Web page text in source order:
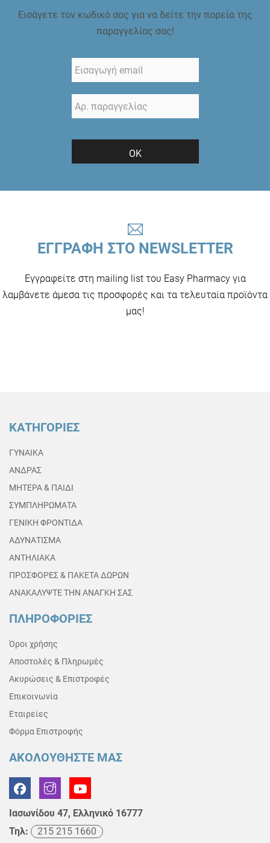
Εισάγετε τον κωδικό σας για να δείτε την πορεία της
παραγγελίας σας!
ΟΚ
ΕΓΓΡΑΦΗ ΣΤΟ NEWSLETTER
Εγγραφείτε στη mailing list του Easy Pharmacy για
λαμβάνετε άμεσα τις προσφορές και τα τελευταία προϊόντα
μας!
ΚΑΤΗΓΟΡΙΕΣ
ΓΥΝΑΙΚΑ
ΑΝΔΡΑΣ
ΜΗΤΕΡΑ & ΠΑΙΔΙ
ΣΥΜΠΛΗΡΩΜΑΤΑ
ΓΕΝΙΚΗ ΦΡΟΝΤΙΔΑ
ΑΔΥΝΑΤΙΣΜΑ
ΑΝΤΗΛΙΑΚΑ
ΠΡΟΣΦΟΡΕΣ & ΠΑΚΕΤΑ ΔΩΡΩΝ
ΑΝΑΚΑΛΥΨΤΕ ΤΗΝ ΑΝΑΓΚΗ ΣΑΣ
ΠΛΗΡΟΦΟΡΙΕΣ
Όροι χρήσης
Αποστολές & Πληρωμές
Ακυρώσεις & Επιστροφές
Επικοινωνία
Εταιρείες
Φόρμα Επιστροφής
ΑΚΟΛΟΥΘΗΣΤΕ ΜΑΣ
Ιασωνίδου 47, Ελληνικό 16777
Τηλ:
215 215 1660